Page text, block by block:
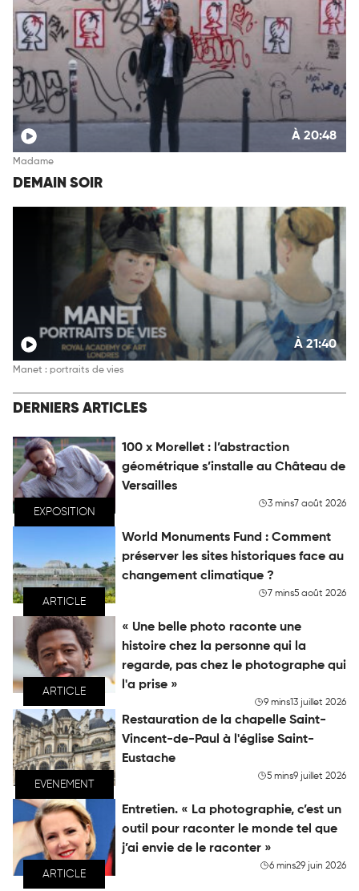
À 20:48
Madame
DEMAIN SOIR
À 21:40
Manet : portraits de vies
DERNIERS ARTICLES
EXPOSITION
100 x Morellet : l’abstraction
géométrique s’installe au Château de
Versailles
3 mins7 août 2026
ARTICLE
World Monuments Fund : Comment
préserver les sites historiques face au
changement climatique ?
7 mins5 août 2026
ARTICLE
« Une belle photo raconte une
histoire chez la personne qui la
regarde, pas chez le photographe qui
l'a prise »
9 mins13 juillet 2026
EVENEMENT
Restauration de la chapelle Saint-
Vincent-de-Paul à l'église Saint-
Eustache
5 mins9 juillet 2026
ARTICLE
Entretien. « La photographie, c’est un
outil pour raconter le monde tel que
j’ai envie de le raconter »
6 mins29 juin 2026